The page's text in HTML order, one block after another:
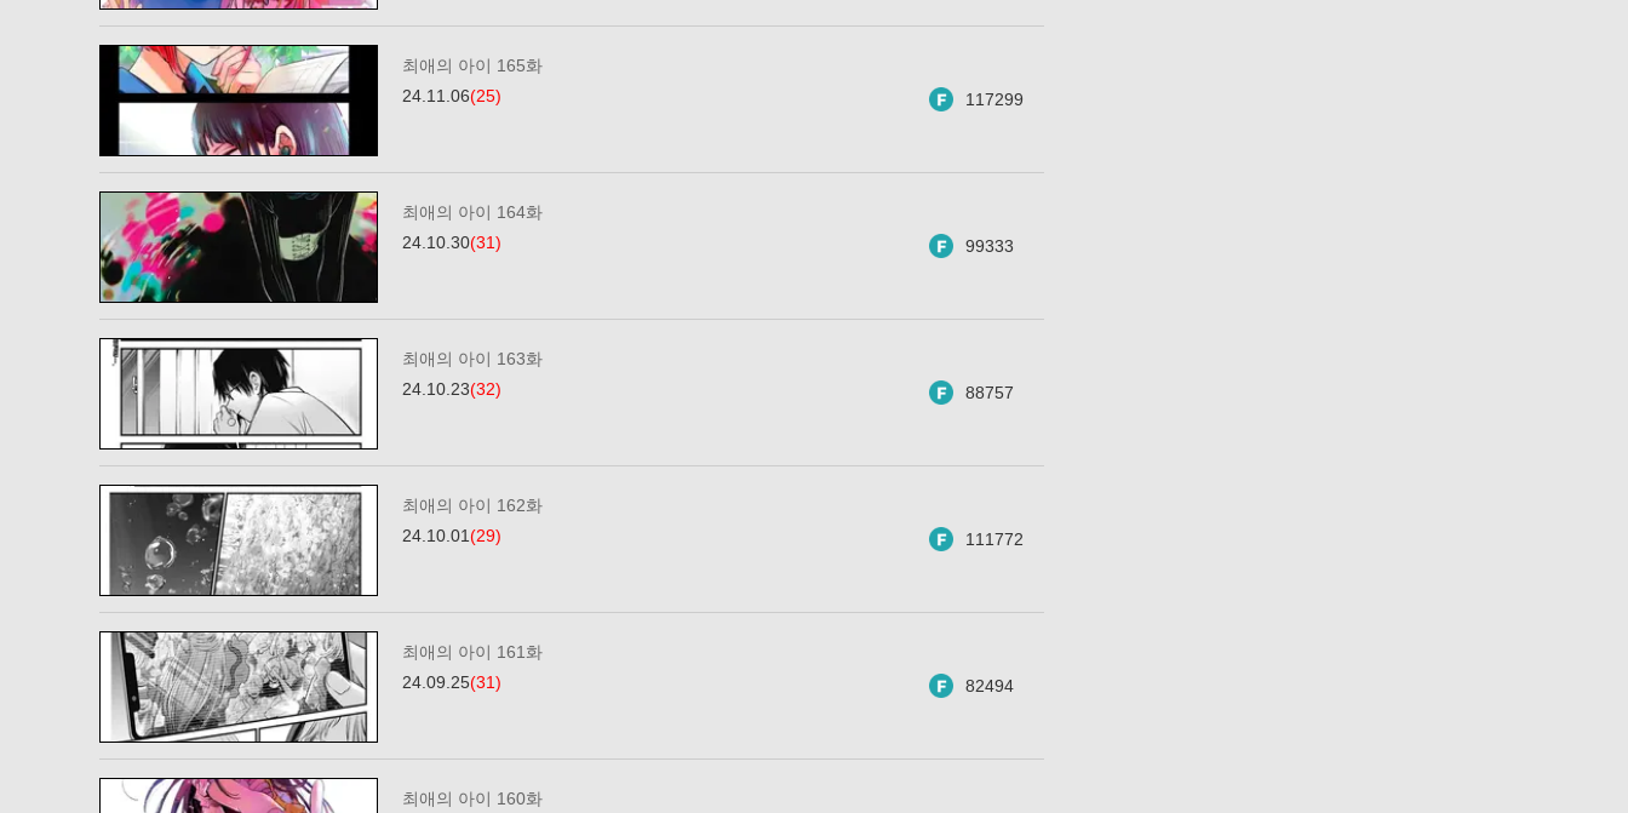
최애의 아이 165화
24.11.06(25) 117299
최애의 아이 164화
24.10.30(31) 99333
최애의 아이 163화
24.10.23(32) 88757
최애의 아이 162화
24.10.01(29) 111772
최애의 아이 161화
24.09.25(31) 82494
최애의 아이 160화